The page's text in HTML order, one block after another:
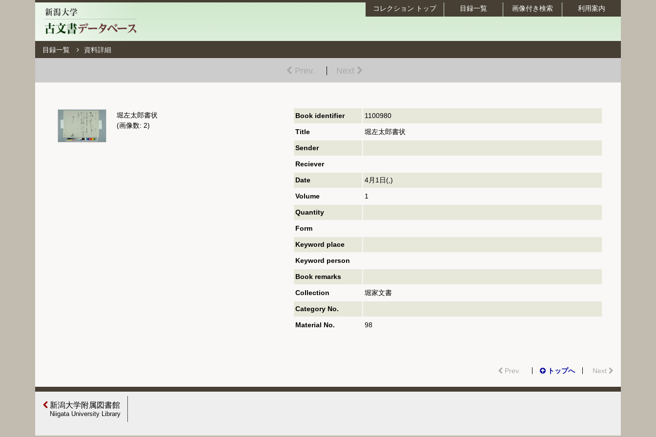
利用案内
画像付き検索
目録一覧
コレクション トップ
目録一覧 資料詳細
Prev. Next
Book identifier 1100980
Title 堀左太郎書状
Sender
Reciever
Date 4月1日(,)
Volume 1
Quantity
Form
Keyword place
Keyword person
Book remarks
Collection 堀家文書
Category No.
Material No. 98
堀左太郎書状
(画像数: 2)
Prev. トップへ Next
新潟大学附属図書館
Niigata University Library